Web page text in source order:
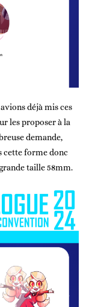
déjà mis ces
les proposer à la
demande,
cette forme donc
taille 58mm.